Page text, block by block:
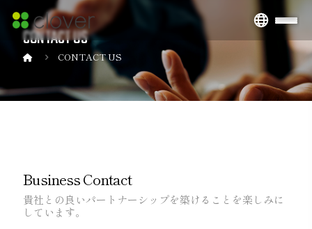
CONTACT US
CONTACT US
Business Contact
貴社との良いパートナーシップを築けることを楽しみに
しています。